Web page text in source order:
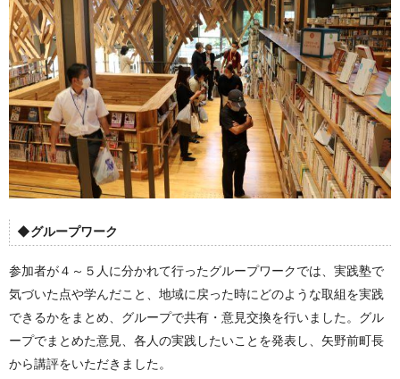
◆グループワーク
参加者が４～５人に分かれて行ったグループワークでは、実践塾で
気づいた点や学んだこと、地域に戻った時にどのような取組を実践
できるかをまとめ、グループで共有・意見交換を行いました。グル
ープでまとめた意見、各人の実践したいことを発表し、矢野前町長
から講評をいただきました。